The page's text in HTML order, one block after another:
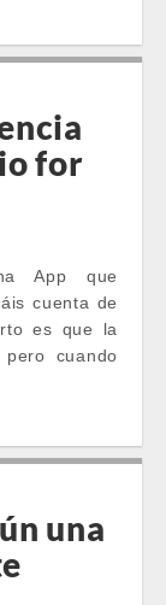
for
App que
cuenta de
es que la
cuando
una